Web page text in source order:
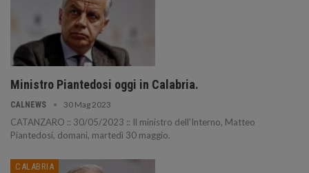
Ministro Piantedosi oggi in Calabria.
CALNEWS 30 Mag 2023
CATANZARO :: 30/05/2023 :: Il ministro dell'Interno, Matteo
Piantedosi, domani, martedì 30 maggio.
CALABRIA